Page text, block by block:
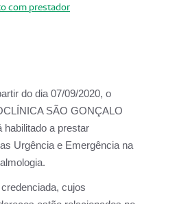
com prestador
do dia07/09/2020, o
SÃO GONÇALO
habilitado a prestar
Urgência e Emergência na
cujos